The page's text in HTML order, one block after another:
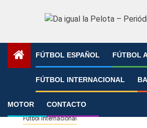
FÚTBOL ESPAÑOL FÚTBOL
FÚTBOL INTERNACIONAL
MOTOR CONTACTO
»
Fútbol Internacional